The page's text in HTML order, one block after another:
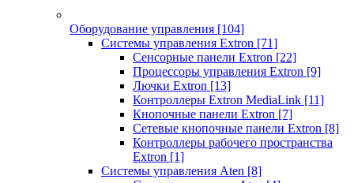
Оборудование управления [104]
Системы управления Extron [71]
Сенсорные панели Extron [22]
Процессоры управления Extron [9]
Лючки Extron [13]
Контроллеры Extron MediaLink [11]
Кнопочные панели Extron [7]
Сетевые кнопочные панели Extron [8]
Контроллеры рабочего пространства
Extron [1]
Системы управления Aten [8]